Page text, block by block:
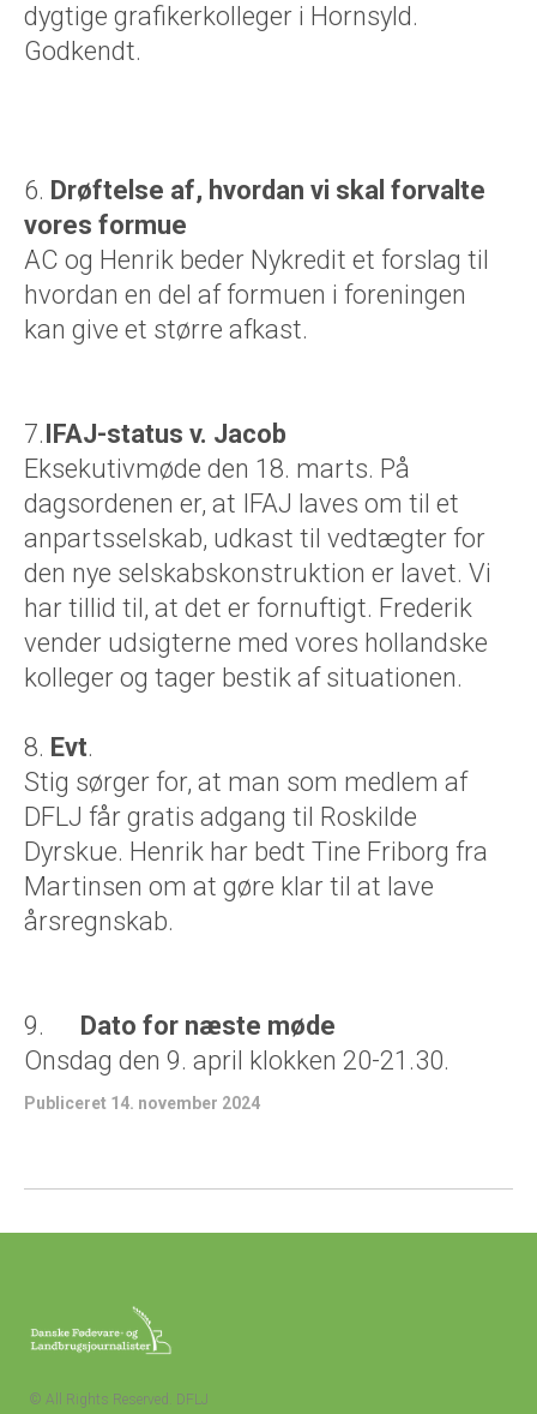
dygtige grafikerkolleger i Hornsyld.
Godkendt.
6. Drøftelse af, hvordan vi skal forvalte
vores formue
AC og Henrik beder Nykredit et forslag til
hvordan en del af formuen i foreningen
kan give et større afkast.
7.IFAJ-status v. Jacob
Eksekutivmøde den 18. marts. På
dagsordenen er, at IFAJ laves om til et
anpartsselskab, udkast til vedtægter for
den nye selskabskonstruktion er lavet. Vi
har tillid til, at det er fornuftigt. Frederik
vender udsigterne med vores hollandske
kolleger og tager bestik af situationen.
8. Evt.
Stig sørger for, at man som medlem af
DFLJ får gratis adgang til Roskilde
Dyrskue. Henrik har bedt Tine Friborg fra
Martinsen om at gøre klar til at lave
årsregnskab.
9. Dato for næste møde
Onsdag den 9. april klokken 20-21.30.
Publiceret 14. november 2024
© All Rights Reserved. DFLJ